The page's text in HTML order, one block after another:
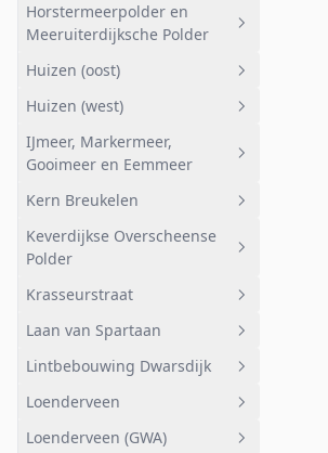
Hollandsch Ankeveensche
Polder oost
Ankeveense Plassen HAP oost
Peilgebied 24-4
Hoogwaterzone Amstelkade P2
Geheel afwateringsgebied
Bemalen gebied
Den Berg
Horstermeerpolder en
Meeruiterdijksche Polder
Geheel afwateringsgebied
Korremof
Polder
Meeruiterdijksche Polder
Huizen (oost)
Geheel afwateringsgebied
Bijvanck en Vierde Kwadrant
Huizen (west)
Geheel afwateringsgebied
IJmeer, Markermeer,
Gooimeer en Eemmeer
Geheel afwateringsgebied
Bovenmaat
Diemerzeedijk noord
Kern Breukelen
Geheel afwateringsgebied
Keverdijkse Overscheense
Polder
Geheel afwateringsgebied
Deelgebied 1
Deelgebied 2
Deelgebied 3
Deelgebied 4
Krasseurstraat
Geheel afwateringsgebied
Krasseurstraat
Laan van Spartaan
Geheel afwateringsgebied
Laan van Spartaan
Lintbebouwing Dwarsdijk
Geheel afwateringsgebied
Lintbebouwing Dwarsdijk
Loenderveen
Geheel afwateringsgebied
Loenderveen (GWA)